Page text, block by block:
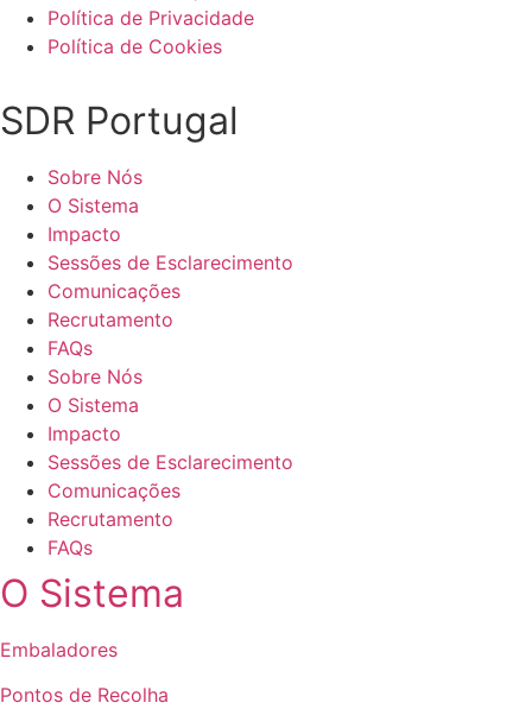
Política de Privacidade
Política de Cookies
SDR Portugal
Sobre Nós
O Sistema
Impacto
Sessões de Esclarecimento
Comunicações
Recrutamento
FAQs
Sobre Nós
O Sistema
Impacto
Sessões de Esclarecimento
Comunicações
Recrutamento
FAQs
O Sistema
Embaladores
Pontos de Recolha